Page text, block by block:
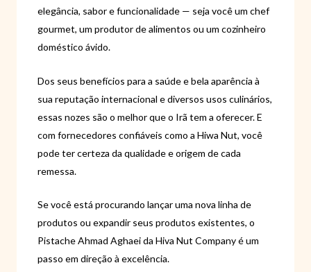
elegância, sabor e funcionalidade — seja você um chef
gourmet, um produtor de alimentos ou um cozinheiro
doméstico ávido.
Dos seus benefícios para a saúde e bela aparência à
sua reputação internacional e diversos usos culinários,
essas nozes são o melhor que o Irã tem a oferecer. E
com fornecedores confiáveis ​​como a Hiwa Nut, você
pode ter certeza da qualidade e origem de cada
remessa.
Se você está procurando lançar uma nova linha de
produtos ou expandir seus produtos existentes, o
Pistache Ahmad Aghaei da Hiva Nut Company é um
passo em direção à excelência.